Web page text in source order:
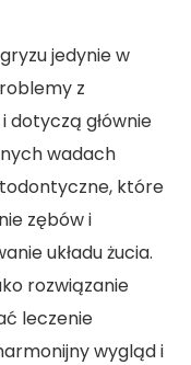
jedynie w
z
dotyczą głównie
wadach
które
zębów i
układu żucia.
rozwiązanie
leczenie
wygląd i